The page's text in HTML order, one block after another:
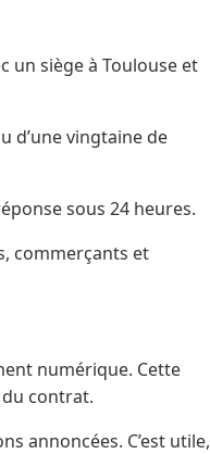
un siège à Toulouse et
d’une vingtaine de
sous 24 heures.
commerçants et
numérique. Cette
contrat.
annoncées. C’est utile,